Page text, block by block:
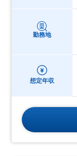
勤務地
想定年収